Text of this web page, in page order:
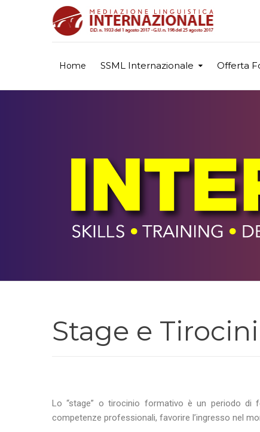
Home SSML Internazionale Offerta
Stage e Tirocini
Lo “stage” o tirocinio formativo è un periodo di
competenze professionali, favorire l’ingresso nel